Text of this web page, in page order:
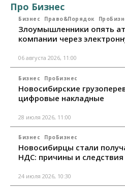
Про Бизнес
Бизнес Право&Порядок
Злоумышленники опять
компании через
06 августа 2026, 11:00
Бизнес ПроБизнес
Новосибирские
цифровые накладные
28 июля 2026, 11:00
Бизнес ПроБизнес
Новосибирцы стали
НДС: причины и следствия
24 июля 2026, 10:30